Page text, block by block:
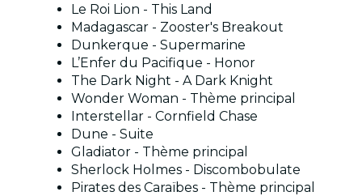
Le Roi Lion - This Land
Madagascar - Zooster's Breakout
Dunkerque - Supermarine
L’Enfer du Pacifique - Honor
The Dark Night - A Dark Knight
Wonder Woman - Thème principal
Interstellar - Cornfield Chase
Dune - Suite
Gladiator - Thème principal
Sherlock Holmes - Discombobulate
Pirates des Caraïbes - Thème principal